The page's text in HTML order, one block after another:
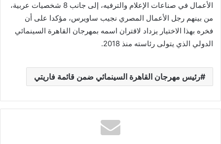
الأعمال في صناعات الإعلام والترفيه، إلى جانب 8 شخصيات عربية،
من بينهم رجل الأعمال المصري نجيب ساويرس، مؤكدا على أن
فخره بهذا الاختيار يزداد لاقتران اسمه بمهرجان القاهرة السينمائي
الدولي الذي يتولى رئاسته منذ 2018.
رئيس مهرجان القاهرة السينمائي ضمن قائمة فاريتي